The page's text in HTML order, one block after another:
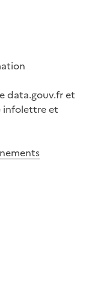
data.gouv.fr et
infolettre et